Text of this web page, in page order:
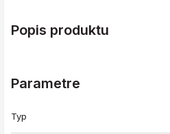
Popis produktu
Parametre
Typ